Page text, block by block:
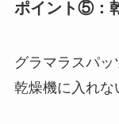
ポイント⑤：
グラマラスパ
乾燥機に入れな